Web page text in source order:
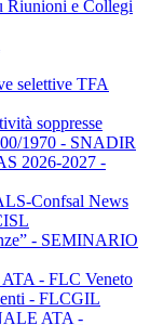
Riunioni e Collegi
selettive TFA
soppresse
1970 - SNADIR
2026-2027 -
Confsal News
- SEMINARIO
ATA - FLC Veneto
- FLCGIL
ATA -